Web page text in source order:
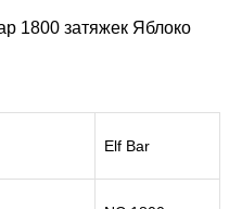
1800 затяжек Яблоко
Elf Bar